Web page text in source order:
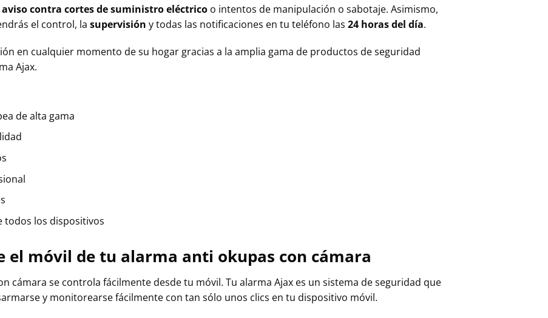
contra cortes de suministro eléctrico o intentos de manipulación o sabotaje. Asimismo,
el control, la supervisión y todas las notificaciones en tu teléfono las 24 horas del día.
en cualquier momento de su hogar gracias a la amplia gama de productos de seguridad
Ajax.
de alta gama
todos los dispositivos
el móvil de tu alarma anti okupas con cámara
cámara se controla fácilmente desde tu móvil. Tu alarma Ajax es un sistema de seguridad que
y monitorearse fácilmente con tan sólo unos clics en tu dispositivo móvil.